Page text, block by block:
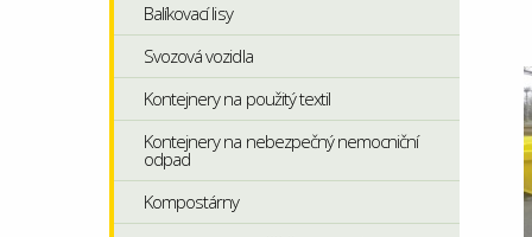
Balíkovací lisy
Svozová vozidla
Kontejnery na použitý textil
Kontejnery na nebezpečný nemocniční
odpad
Kompostárny